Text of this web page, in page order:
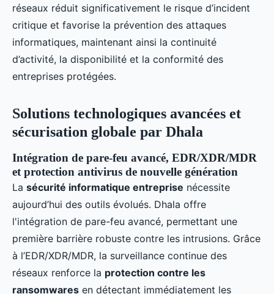
réseaux réduit significativement le risque d’incident
critique et favorise la prévention des attaques
informatiques, maintenant ainsi la continuité
d’activité, la disponibilité et la conformité des
entreprises protégées.
Solutions technologiques avancées et
sécurisation globale par Dhala
Intégration de pare-feu avancé, EDR/XDR/MDR
et protection antivirus de nouvelle génération
La sécurité informatique entreprise nécessite
aujourd’hui des outils évolués. Dhala offre
l'intégration de pare-feu avancé, permettant une
première barrière robuste contre les intrusions. Grâce
à l’EDR/XDR/MDR, la surveillance continue des
réseaux renforce la protection contre les
ransomwares en détectant immédiatement les